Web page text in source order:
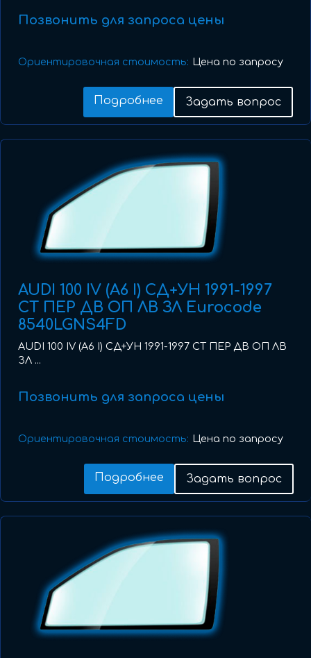
Позвонить для запроса цены
Ориентировочная стоимость: Цена по запросу
Подробнее Задать вопрос
AUDI 100 IV (A6 I) СД+УН 1991-1997
СТ ПЕР ДВ ОП ЛВ ЗЛ Eurocode
8540LGNS4FD
AUDI 100 IV (A6 I) СД+УН 1991-1997 СТ ПЕР ДВ ОП ЛВ
ЗЛ ...
Позвонить для запроса цены
Ориентировочная стоимость: Цена по запросу
Подробнее Задать вопрос